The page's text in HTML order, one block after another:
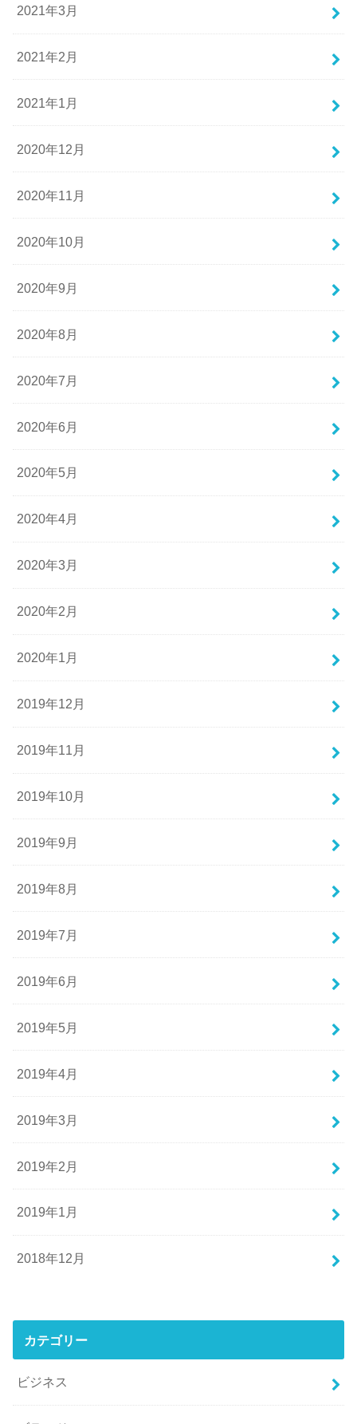
2021年3月
2021年2月
2021年1月
2020年12月
2020年11月
2020年10月
2020年9月
2020年8月
2020年7月
2020年6月
2020年5月
2020年4月
2020年3月
2020年2月
2020年1月
2019年12月
2019年11月
2019年10月
2019年9月
2019年8月
2019年7月
2019年6月
2019年5月
2019年4月
2019年3月
2019年2月
2019年1月
2018年12月
カテゴリー
ビジネス